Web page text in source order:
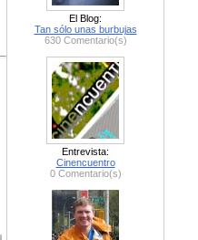
El Blog:
Tan sólo unas burbujas
630 Comentario(s)
Entrevista:
Cinencuentro
0 Comentario(s)